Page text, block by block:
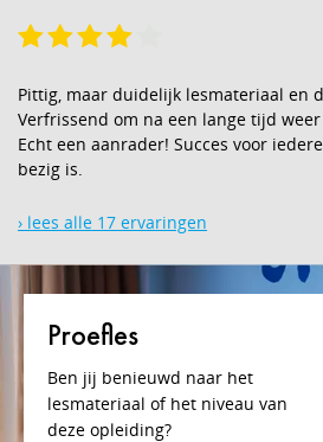
Pittig, maar duidelijk lesmateriaal en
Verfrissend om na een lange tijd
Echt een aanrader! Succes voor
bezig is.
› lees alle 17 ervaringen
Proefles
Ben jij benieuwd naar het
lesmateriaal of het niveau van
deze opleiding?